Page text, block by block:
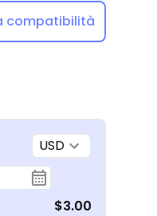
compatibilità
USD
$3.00